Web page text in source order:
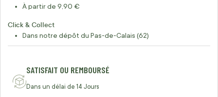
À partir de 9,90 €
Click & Collect
Dans notre dépôt du Pas-de-Calais (62)
SATISFAIT OU REMBOURSÉ
Dans un délai de 14 Jours